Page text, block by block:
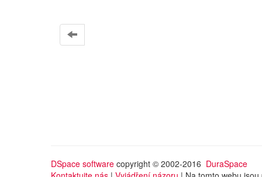
DSpace software copyright © 2002-2016 DuraSpace